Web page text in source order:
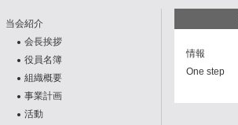
当会紹介
会長挨拶
役員名簿
組織概要
事業計画
活動
情報
One step